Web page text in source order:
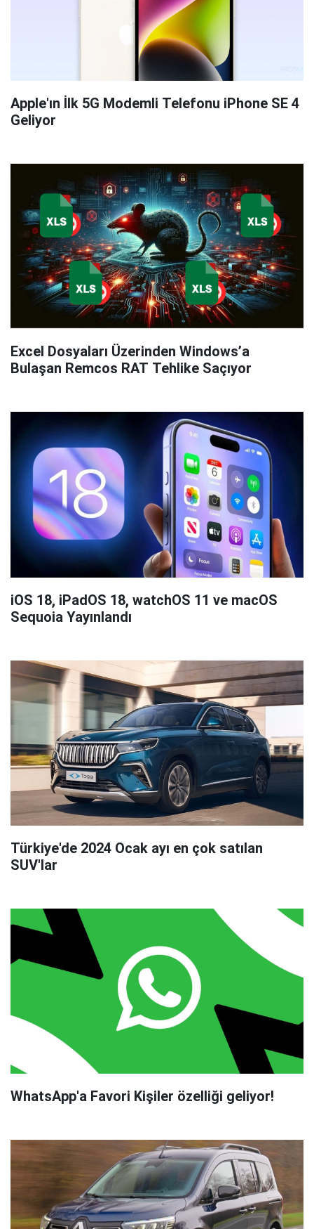
Apple'ın İlk 5G Modemli Telefonu iPhone SE 4
Geliyor
Excel Dosyaları Üzerinden Windows’a
Bulaşan Remcos RAT Tehlike Saçıyor
iOS 18, iPadOS 18, watchOS 11 ve macOS
Sequoia Yayınlandı
Türkiye'de 2024 Ocak ayı en çok satılan
SUV'lar
WhatsApp'a Favori Kişiler özelliği geliyor!